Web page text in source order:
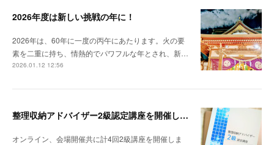
2026年度は新しい挑戦の年に！
2026年は、60年に一度の丙午にあたります。火の要
素を二重に持ち、情熱的でパワフルな年とされ、新…
2026.01.12 12:56
整理収納アドバイザー2級認定講座を開催しました。
オンライン、会場開催共に計4回2級講座を開催しま